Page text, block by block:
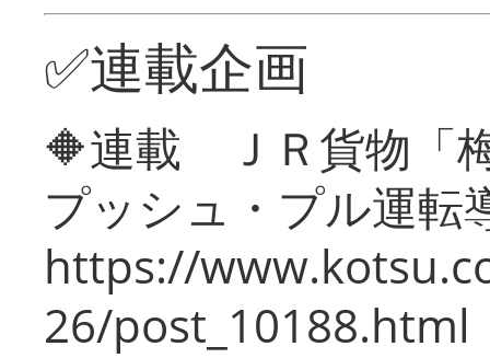
✅連載企画
🔶連載 ＪＲ貨物「
プッシュ・プル運転
https://
26/post_10188.html